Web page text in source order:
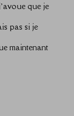
que je
pas si je
maintenant